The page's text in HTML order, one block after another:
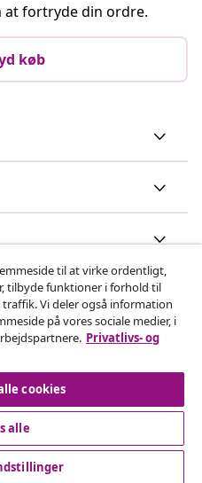
at fortryde din ordre.
køb
er et website under vidaXL
Europe B.V.
til at virke ordentligt,
tilbyde funktioner i forhold til
Vi deler også information
på vores sociale medier, i
Privatlivs- og
cookies
alle